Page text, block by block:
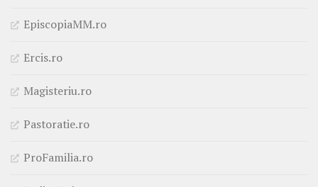
EpiscopiaMM.ro
Ercis.ro
Magisteriu.ro
Pastoratie.ro
ProFamilia.ro